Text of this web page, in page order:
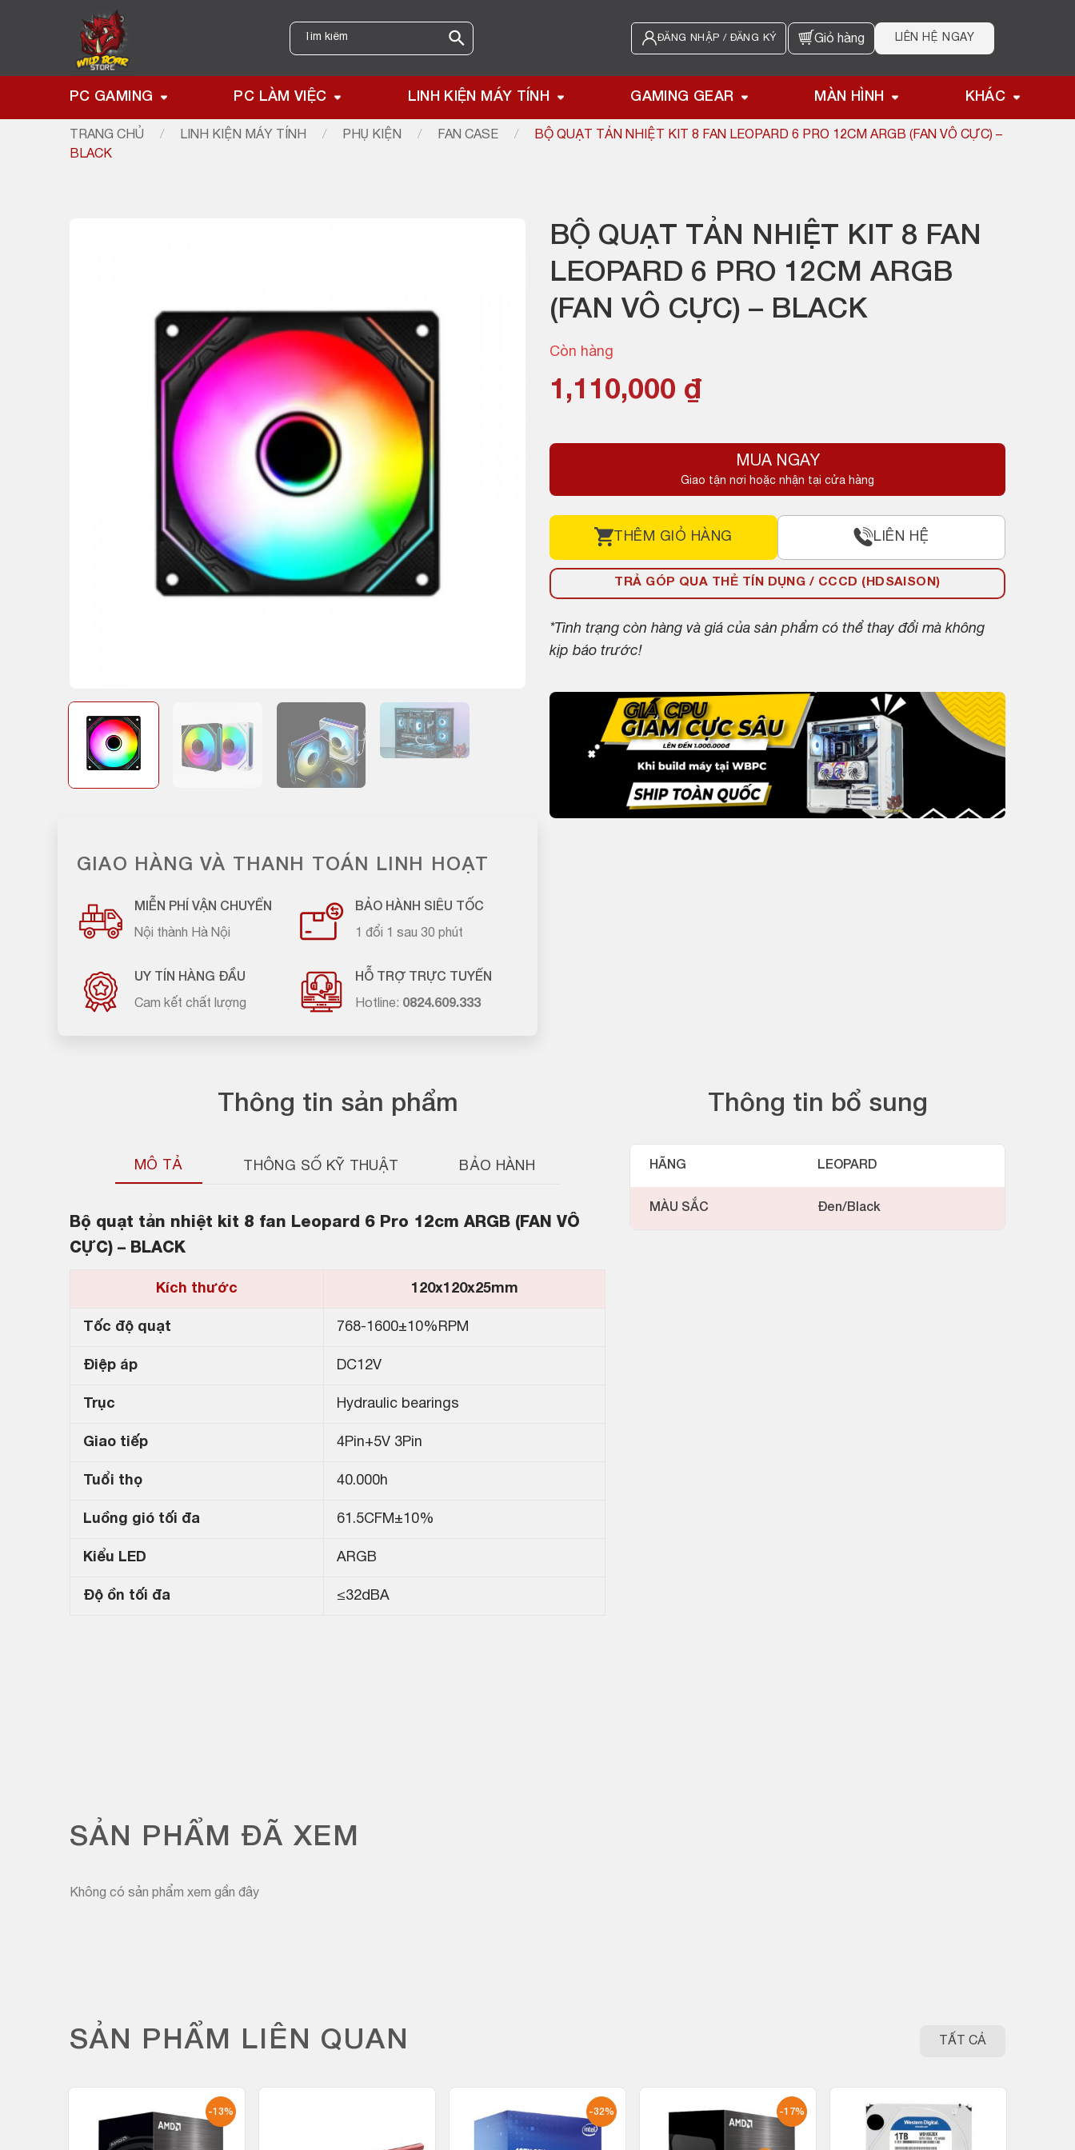
Tìm
kiếm:
ĐĂNG NHẬP / ĐĂNG KÝ Giỏ hàng LIÊN HỆ NGAY
PC GAMING PC LÀM VIỆC LINH KIỆN MÁY TÍNH GAMING GEAR MÀN HÌNH KHÁC
TRANG CHỦ / LINH KIỆN MÁY TÍNH / PHỤ KIỆN / FAN CASE /
BỘ QUẠT TẢN NHIỆT KIT 8 FAN LEOPARD 6 PRO 12CM ARGB (FAN VÔ CỰC) –
BLACK
GIAO HÀNG VÀ THANH TOÁN LINH HOẠT
MIỄN PHÍ VẬN CHUYỂN
Nội thành Hà Nội
BẢO HÀNH SIÊU TỐC
1 đổi 1 sau 30 phút
UY TÍN HÀNG ĐẦU
Cam kết chất lượng
HỖ TRỢ TRỰC TUYẾN
Hotline: 0824.609.333
BỘ QUẠT TẢN NHIỆT KIT 8 FAN
LEOPARD 6 PRO 12CM ARGB
(FAN VÔ CỰC) – BLACK
Còn hàng
1,110,000 ₫
MUA NGAY
Giao tận nơi hoặc nhận tại cửa hàng
THÊM GIỎ HÀNG LIÊN HỆ
TRẢ GÓP QUA THẺ TÍN DỤNG / CCCD (HDSAISON)
*Tình trạng còn hàng và giá của sản phẩm có thể thay đổi mà không
kịp báo trước!
Thông tin sản phẩm
MÔ TẢ THÔNG SỐ KỸ THUẬT BẢO HÀNH
Bộ quạt tản nhiệt kit 8 fan Leopard 6 Pro 12cm ARGB (FAN VÔ
CỰC) – BLACK
Kích thước 120x120x25mm
Tốc độ quạt 768-1600±10%RPM
Điệp áp DC12V
Trục Hydraulic bearings
Giao tiếp 4Pin+5V 3Pin
Tuổi thọ 40.000h
Luồng gió tối đa 61.5CFM±10%
Kiểu LED ARGB
Độ ồn tối đa ≤32dBA
Thông tin bổ sung
HÃNG LEOPARD
MÀU SẮC Đen/Black
SẢN PHẨM ĐÃ XEM
Không có sản phẩm xem gần đây
SẢN PHẨM LIÊN QUAN TẤT CẢ
-13% -32% -17%